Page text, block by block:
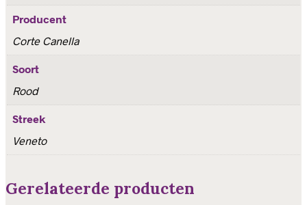
Producent
Corte Canella
Soort
Rood
Streek
Veneto
Gerelateerde producten